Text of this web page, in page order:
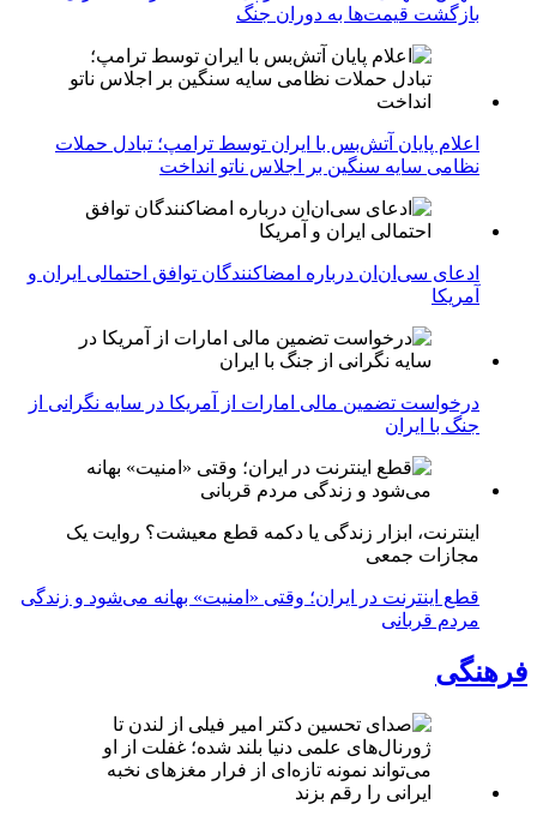
بازگشت قیمت‌ها به دوران جنگ
اعلام پایان آتش‌بس با ایران توسط ترامپ؛ تبادل حملات
نظامی سایه سنگین بر اجلاس ناتو انداخت
ادعای سی‌ان‌ان درباره امضاکنندگان توافق احتمالی ایران و
آمریکا
درخواست تضمین مالی امارات از آمریکا در سایه نگرانی از
جنگ با ایران
اینترنت، ابزار زندگی یا دکمه قطع معیشت؟ روایت یک
مجازات جمعی
قطع اینترنت در ایران؛ وقتی «امنیت» بهانه می‌شود و زندگی
مردم قربانی
فرهنگی